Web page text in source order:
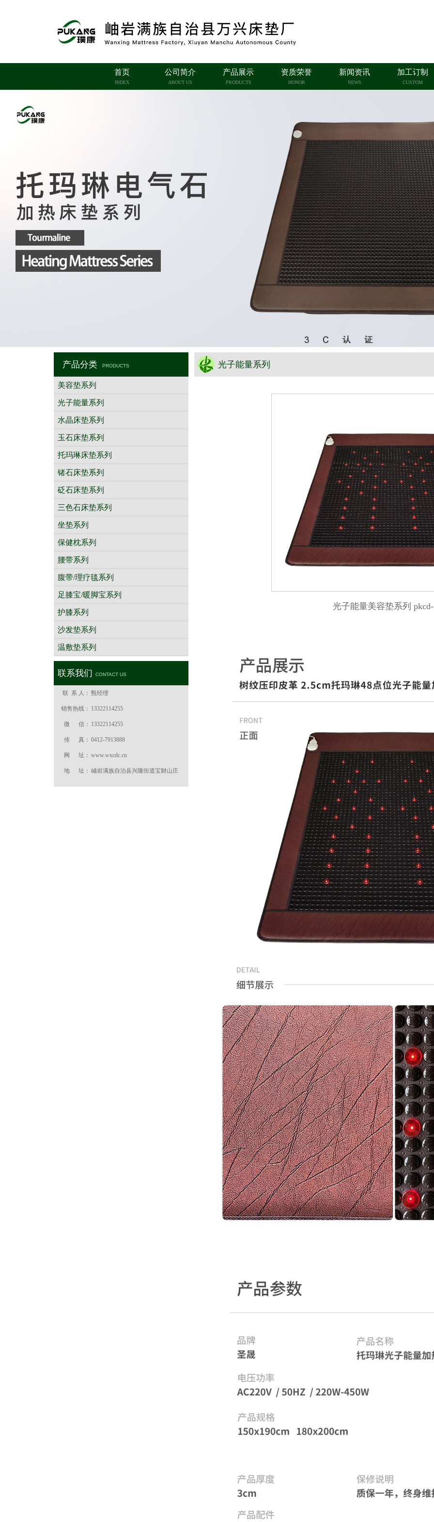
首页
INDEX
公司简介
ABOUT US
产品展示
PRODUCTS
资质荣誉
HONOR
新闻资讯
NEWS
加工订制
CUSTOM
产品分类 PRODUCTS
美容垫系列
光子能量系列
水晶床垫系列
玉石床垫系列
托玛琳床垫系列
锗石床垫系列
砭石床垫系列
三色石床垫系列
坐垫系列
保健枕系列
腰带系列
腹带/理疗毯系列
足膝宝/暖脚宝系列
护膝系列
沙发垫系列
温敷垫系列
联系我们 CONTACT US
联 系 人： 甄经理
销售热线： 13322114255
微 信： 13322114255
传 真： 0412-7913888
网 址： www.wxcdc.cn
地 址： 岫岩满族自治县兴隆街道宝财山庄
光子能量系列
光子能量美容垫系列 pkcd-